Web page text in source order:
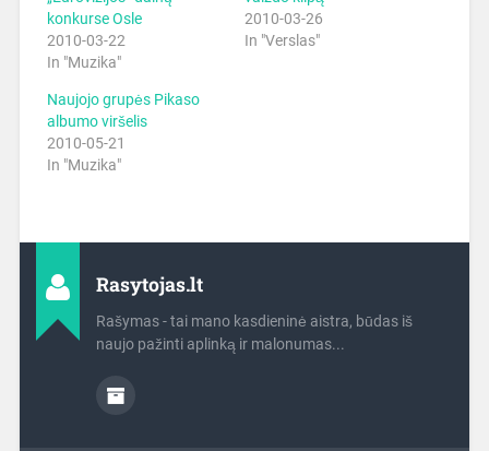
konkurse Osle
2010-03-22
In "Muzika"
2010-03-26
In "Verslas"
Naujojo grupės Pikaso
albumo viršelis
2010-05-21
In "Muzika"
Rasytojas.lt
Rašymas - tai mano kasdieninė aistra, būdas iš
naujo pažinti aplinką ir malonumas...